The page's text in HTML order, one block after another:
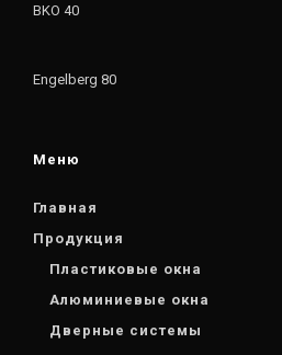
BKO 40
Engelberg 80
Меню
Главная
Продукция
Пластиковые окна
Алюминиевые окна
Дверные системы